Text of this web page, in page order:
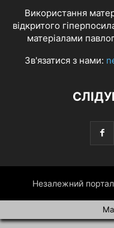
Використання
відкритого
матеріалами
Зв'язатися з нами:
Незалежний